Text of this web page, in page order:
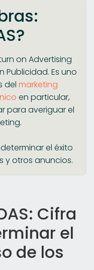
on Advertising
Publicidad. Es uno
del marketing
en particular,
para averiguar el
el éxito
y otros anuncios.
Cifra
el
de los